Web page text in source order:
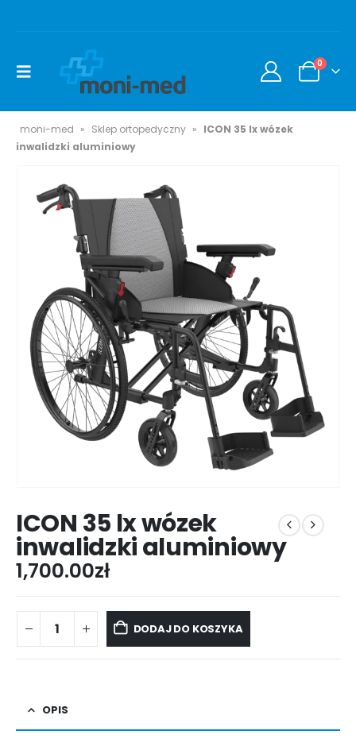
0
moni-med » Sklep ortopedyczny » ICON 35 lx wózek
inwalidzki aluminiowy
ICON 35 lx wózek
inwalidzki aluminiowy
1,700.00zł
DODAJ DO KOSZYKA
OPIS